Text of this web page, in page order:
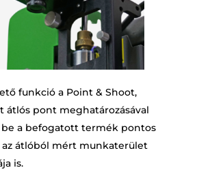
funkció a Point & Shoot,
átlós pont meghatározásával
a befogatott termék pontos
az átlóból mért munkaterület
is.